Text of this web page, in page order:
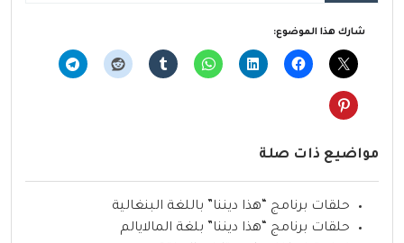
شارك هذا الموضوع:
مواضيع ذات صلة
حلقات برنامج “هذا ديننا” باللغة البنغالية
حلقات برنامج “هذا ديننا” بلغة المالايالم